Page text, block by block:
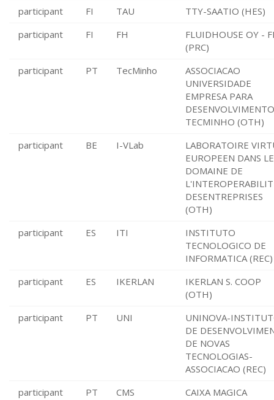
participant
FI TAU
TTY-SAATIO (HES)
participant
FI FH
FLUIDHOUSE OY -
(PRC)
participant
PT TecMinho
ASSOCIACAO
UNIVERSIDADE
EMPRESA PARA
DESENVOLVIMENTO
TECMINHO (OTH)
participant
BE I-VLab
LABORATOIRE
EUROPEEN DANS LE
DOMAINE DE
DESENTREPRISES
(OTH)
participant
ES ITI
INSTITUTO
TECNOLOGICO DE
INFORMATICA (REC)
participant
ES IKERLAN
IKERLAN S. COOP
(OTH)
participant
PT UNI
UNINOVA-
DE
DE NOVAS
TECNOLOGIAS-
ASSOCIACAO (REC)
participant
PT CMS
CAIXA MAGICA